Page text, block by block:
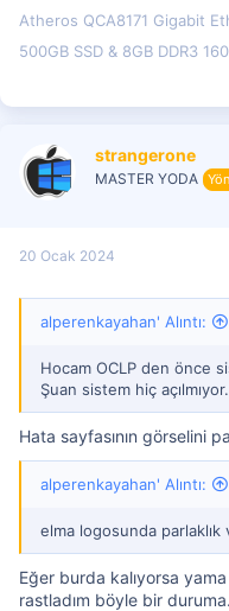
Atheros QCA8171 Gigabit
500GB SSD & 8GB DDR3
strangerone
MASTER YODA
20 Ocak 2024
alperenkayahan' Alıntı:
Hocam OCLP den önce
Şuan sistem hiç açılmıyor.
Hata sayfasının görselini
alperenkayahan' Alıntı:
elma logosunda
Eğer burda kalıyorsa
rastladım böyle bir duruma.